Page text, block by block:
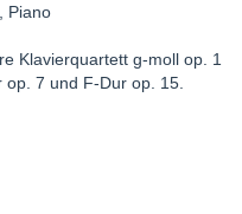
Piano
Klavierquartett g-moll op. 1
op. 7 und F-Dur op. 15.